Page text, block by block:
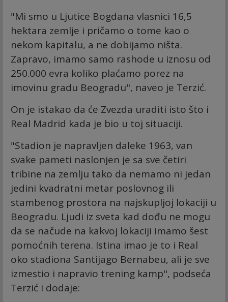
"Mi smo u Ljutice Bogdana vlasnici 16,5
hektara zemlje i pričamo o tome kao o
nekom kapitalu, a ne dobijamo ništa.
Zapravo, imamo samo rashode u iznosu od
250.000 evra koliko plaćamo porez na
imovinu gradu Beogradu", naveo je Terzić.
On je istakao da će Zvezda uraditi isto što i
Real Madrid kada je bio u toj situaciji.
"Stadion je napravljen daleke 1963, van
svake pameti naslonjen je sa sve četiri
tribine na zemlju tako da nemamo ni jedan
jedini kvadratni metar poslovnog ili
stambenog prostora na najskupljoj lokaciji u
Beogradu. Ljudi iz sveta kad dođu ne mogu
da se načude na kakvoj lokaciji imamo šest
pomoćnih terena. Istina imao je to i Real
oko stadiona Santijago Bernabeu, ali je sve
izmestio i napravio trening kamp", podseća
Terzić i dodaje: